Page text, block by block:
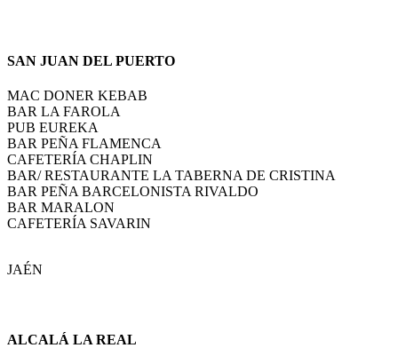
SAN JUAN DEL PUERTO
MAC DONER KEBAB
BAR LA FAROLA
PUB EUREKA
BAR PEÑA FLAMENCA
CAFETERÍA CHAPLIN
BAR/ RESTAURANTE LA TABERNA DE CRISTINA
BAR PEÑA BARCELONISTA RIVALDO
BAR MARALON
CAFETERÍA SAVARIN
JAÉN
ALCALÁ LA REAL